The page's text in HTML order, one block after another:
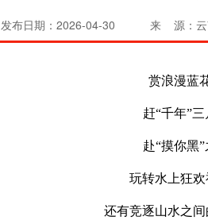
发布日期：2026-04-30 来 源：
赏浪漫蓝
赶“千年”
赴“摸你黑
玩转水上狂
还有竞逐山水之